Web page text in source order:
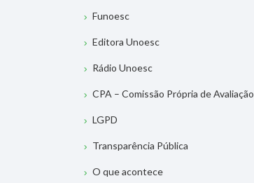
Funoesc
Editora Unoesc
Rádio Unoesc
CPA – Comissão Própria de Avaliação
LGPD
Transparência Pública
O que acontece